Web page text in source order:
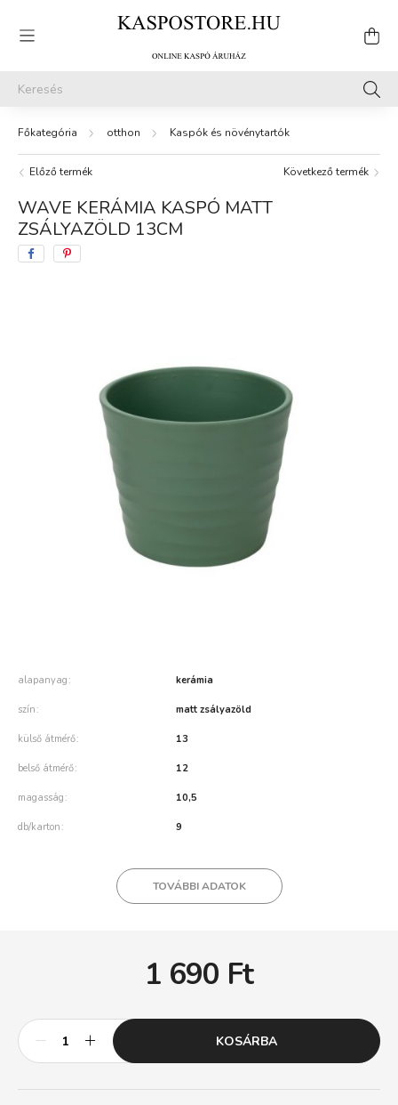
otthon Kaspók és növénytartók
Előző termék Következő termék
WAVE KERÁMIA KASPÓ MATT
ZSÁLYAZÖLD 13CM
alapanyag kerámia
szín matt zsályazöld
külső átmérő 13
belső átmérő 12
magasság 10,5
db/karton 9
TOVÁBBI ADATOK
1 690 Ft
KOSÁRBA